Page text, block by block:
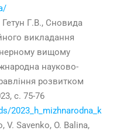
Гетун Г.В., Сновида
викладання
вищому
науково-
розвитком
, с. 75-76
V. Savenko, O. Balina,